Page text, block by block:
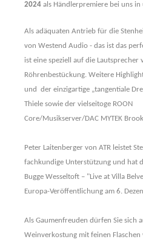
2024 als Händlerpremiere bei uns
Als adäquaten Antrieb für die
von Westend Audio - das ist das
ist eine speziell auf die Lautsprecher
Röhrenbestückung. Weitere
und der einzigartige „tangentiale
Thiele sowie der vielseitoge ROON
Core/Musikserver/DAC MYTEK
Peter Laitenberger von ATR leistet
fachkundige Unterstützung und hat
Bugge Wesseltoft – "Live at Villa
Europa-Veröffentlichung am 6.
Als Gaumenfreuden dürfen Sie sich
Weinverkostung mit feinen